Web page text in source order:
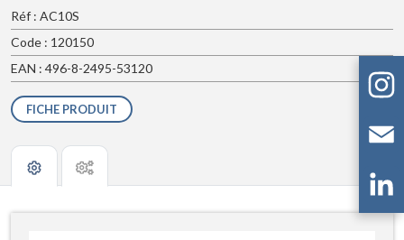
Réf : AC10S
Code : 120150
EAN : 496-8-2495-53120
FICHE PRODUIT